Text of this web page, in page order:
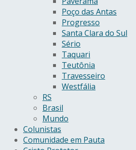
Poço das Antas
Progresso
Santa Clara do Sul
Sério
Taquari
Teutônia
Travesseiro
Westfália
RS
Brasil
Mundo
Colunistas
Comunidade em Pauta